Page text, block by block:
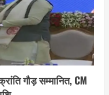
गौड़ सम्मानित, CM
द्वारा भव्य प्रतिभा सम्मान एवं